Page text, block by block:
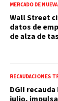
MERCADO DE
Wall Street
datos de
de alza de
RECAUDACIONES
DGII recauda
julio,